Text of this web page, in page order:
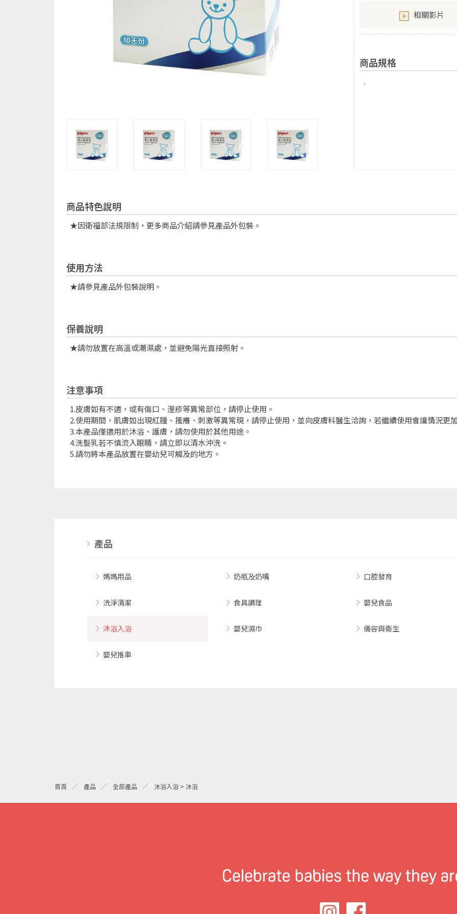
相關影片
商品規格
.
商品特色說明
★因衛福部法規限制，更多商品介紹請參見產品外包裝。
使用方法
★請參見產品外包裝說明。
保養說明
★請勿放置在高溫或潮濕處，並避免陽光直接照射。
注意事項
1.皮膚如有不適，或有傷口、溼疹等異常部位，請停止使用。
2.使用期間，肌膚如出現紅腫、搔癢、刺激等異常現，請停止使用，並向皮膚科醫生洽詢，若繼續使用會讓情況更
3.本產品僅適用於沐浴、護膚，請勿使用於其他用途。
4.洗髮乳若不慎流入眼睛，請立即以清水沖洗。
5.請勿將本產品放置在嬰幼兒可觸及的地方。
產品
媽媽用品 奶瓶及奶嘴 口腔發育
洗淨清潔 食具調理 嬰兒食品
沐浴入浴 嬰兒濕巾 儀容與衛生
嬰兒推車
首頁 產品 全部產品 沐浴入浴 > 沐浴